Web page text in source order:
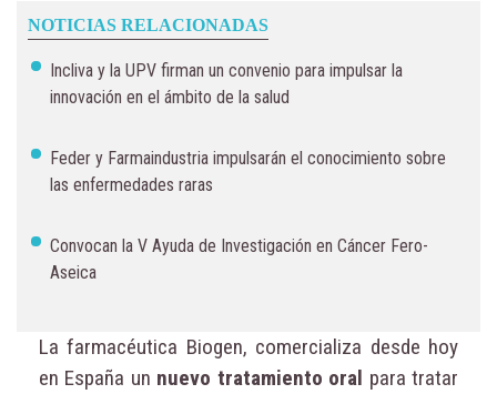
NOTICIAS RELACIONADAS
Incliva y la UPV firman un convenio para impulsar la
innovación en el ámbito de la salud
Feder y Farmaindustria impulsarán el conocimiento sobre
las enfermedades raras
Convocan la V Ayuda de Investigación en Cáncer Fero-
Aseica
La farmacéutica Biogen, comercializa desde hoy
en España un nuevo tratamiento oral para tratar